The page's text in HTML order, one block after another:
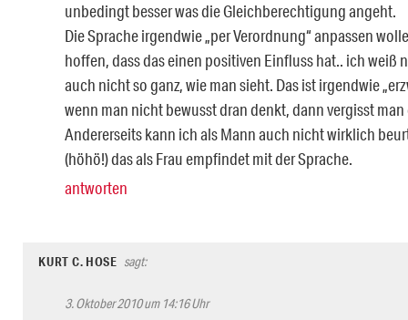
unbedingt besser was die Gleichberechtigung angeht.
Die Sprache irgendwie „per Verordnung“ anpassen
hoffen, dass das einen positiven Einfluss hat.. ich weiß
auch nicht so ganz, wie man sieht. Das ist irgendwie
wenn man nicht bewusst dran denkt, dann vergisst man
Andererseits kann ich als Mann auch nicht wirklich
(höhö!) das als Frau empfindet mit der Sprache.
antworten
KURT C. HOSE sagt:
3. Oktober 2010 um 14:16 Uhr